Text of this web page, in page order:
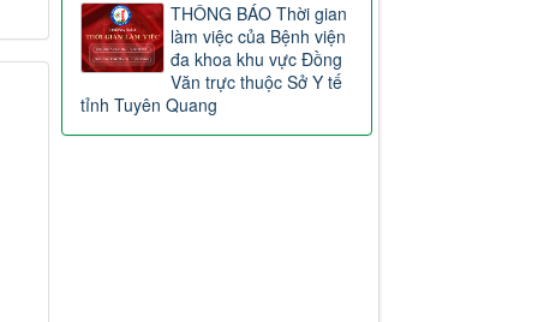
THÔNG BÁO Thời gian
làm việc của Bệnh viện
đa khoa khu vực Đồng
Văn trực thuộc Sở Y tế
tỉnh Tuyên Quang